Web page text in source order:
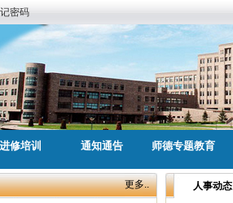
密码
进修培训 通知通告 师德专题教育
更多.. 人事动态